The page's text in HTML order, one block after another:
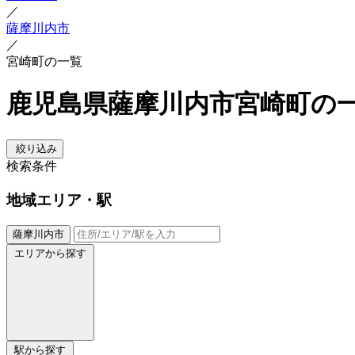
／
薩摩川内市
／
宮崎町の一覧
鹿児島県薩摩川内市宮崎町の
絞り込み
検索条件
地域エリア・駅
薩摩川内市
エリアから探す
駅から探す